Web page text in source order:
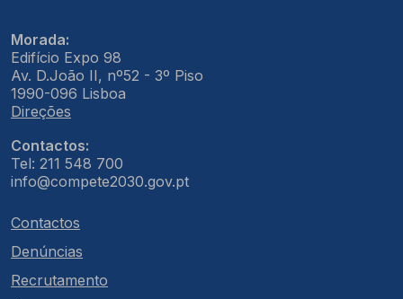
Morada:
Edifício Expo 98
Av. D.João II, nº52 - 3º Piso
1990-096 Lisboa
Direções
Contactos:
Tel: 211 548 700
info@compete2030.gov.pt
Contactos
Denúncias
Recrutamento